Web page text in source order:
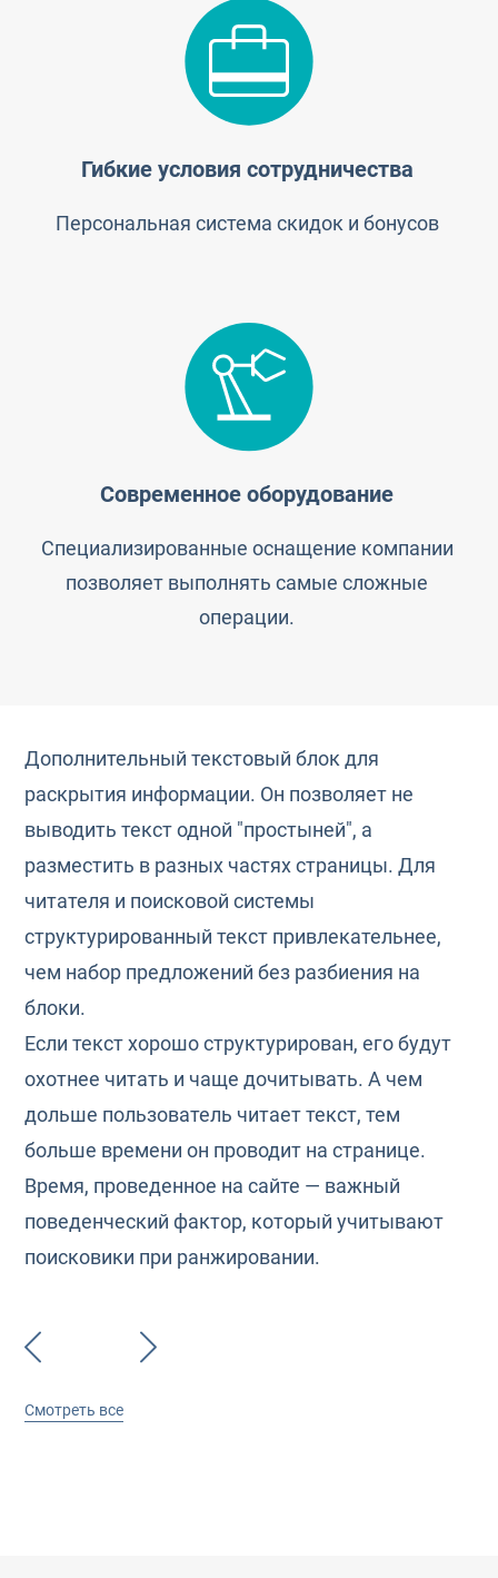
Гибкие условия сотрудничества
Персональная система скидок и бонусов
Современное оборудование
Специализированные оснащение компании
позволяет выполнять самые сложные
операции.
Дополнительный текстовый блок для
раскрытия информации. Он позволяет не
выводить текст одной "простыней", а
разместить в разных частях страницы. Для
читателя и поисковой системы
структурированный текст привлекательнее,
чем набор предложений без разбиения на
блоки.
Если текст хорошо структурирован, его будут
охотнее читать и чаще дочитывать. А чем
дольше пользователь читает текст, тем
больше времени он проводит на странице.
Время, проведенное на сайте — важный
поведенческий фактор, который учитывают
поисковики при ранжировании.
Смотреть все